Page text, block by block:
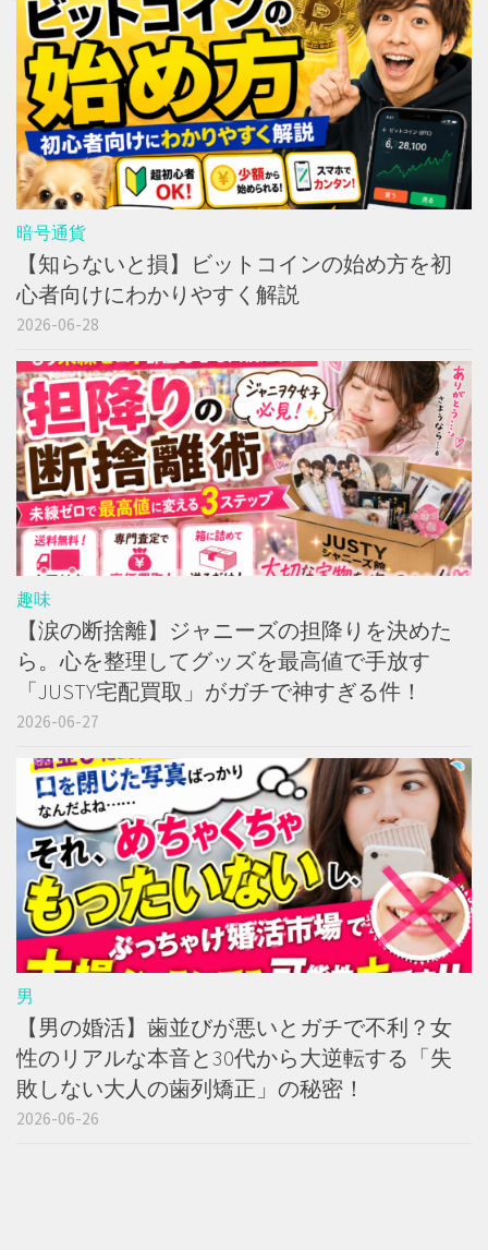
暗号通貨
【知らないと損】ビットコインの始め方を初
心者向けにわかりやすく解説
2026-06-28
趣味
【涙の断捨離】ジャニーズの担降りを決めた
ら。心を整理してグッズを最高値で手放す
「JUSTY宅配買取」がガチで神すぎる件！
2026-06-27
男
【男の婚活】歯並びが悪いとガチで不利？女
性のリアルな本音と30代から大逆転する「失
敗しない大人の歯列矯正」の秘密！
2026-06-26